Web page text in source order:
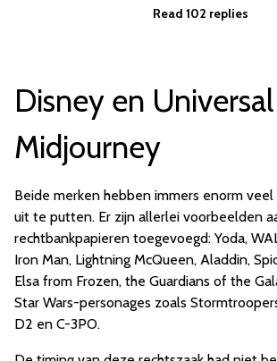
Read 102 replies
Disney en
Midjourney
Beide merken hebben immers enorm
uit te putten. Er zijn allerlei voorbeelden
rechtbankpapieren toegevoegd: Yoda,
Iron Man, Lightning McQueen, Aladdin,
Elsa from Frozen, the Guardians of the
Star Wars-personages zoals
D2 en C-3PO.